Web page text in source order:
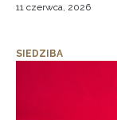
11 czerwca, 2026
SIEDZIBA